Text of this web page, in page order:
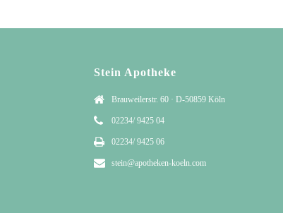
Stein Apotheke
Brauweilerstr. 60 · D-50859 Köln
02234/ 9425 04
02234/ 9425 06
stein@apotheken-koeln.com